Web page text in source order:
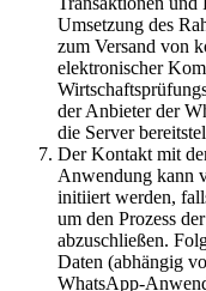
Umsetzung des
zum Versand von
elektronischer
der Anbieter der
die Server
Der Kontakt mit
Anwendung kann
initiiert werden,
um den Prozess
abzuschließen.
Daten (abhängig
WhatsApp-